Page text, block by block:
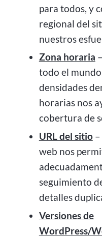
para todos, y
regional del
nuestros
Zona horaria
todo el
densidades
horarias nos
cobertura de
URL del sitio–
web nos
seguimiento
detalles
Versiones de
WordPress/